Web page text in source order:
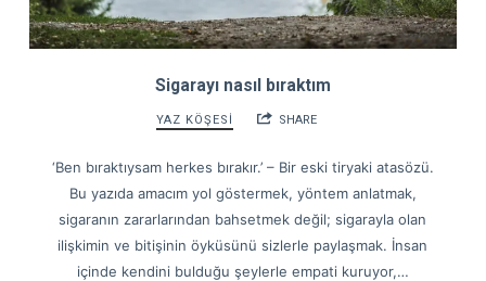
Sigarayı nasıl bıraktım
YAZ KÖŞESİ SHARE
‘Ben bıraktıysam herkes bırakır.’ – Bir eski tiryaki atasözü.
Bu yazıda amacım yol göstermek, yöntem anlatmak,
sigaranın zararlarından bahsetmek değil; sigarayla olan
ilişkimin ve bitişinin öyküsünü sizlerle paylaşmak. İnsan
içinde kendini bulduğu şeylerle empati kuruyor,…